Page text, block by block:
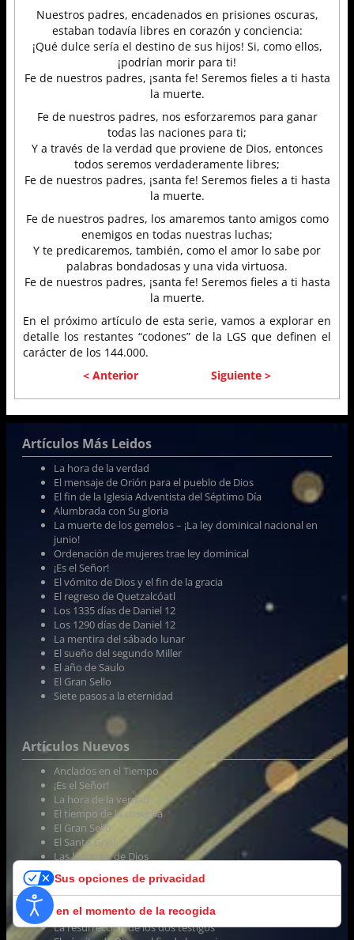
Nuestros padres, encadenados en prisiones oscuras,
estaban todavía libres en corazón y conciencia:
¡Qué dulce sería el destino de sus hijos! Si, como ellos,
¡podrían morir para ti!
Fe de nuestros padres, ¡santa fe! Seremos fieles a ti hasta
la muerte.
Fe de nuestros padres, nos esforzaremos para ganar
todas las naciones para ti;
Y a través de la verdad que proviene de Dios, entonces
todos seremos verdaderamente libres;
Fe de nuestros padres, ¡santa fe! Seremos fieles a ti hasta
la muerte.
Fe de nuestros padres, los amaremos tanto amigos como
enemigos en todas nuestras luchas;
Y te predicaremos, también, como el amor lo sabe por
palabras bondadosas y una vida virtuosa.
Fe de nuestros padres, ¡santa fe! Seremos fieles a ti hasta
la muerte.
En el próximo artículo de esta serie, vamos a explorar en
detalle los restantes “codones” de la LGS que definen el
carácter de los 144.000.
< Anterior
Siguiente >
Artículos Más Leidos
La hora de la verdad
El mensaje de Orión para el pueblo de Dios
El fin de la Iglesia Adventista del Séptimo Día
Alumbrada con Su gloria
La muerte de los gemelos – ¡La ley dominical nacional en
junio!
Ordenación de mujeres trae ley dominical
¡Es el Señor!
El vómito de Dios y el fin de la gracia
El regreso de Quetzalcóatl
Los 1335 días de Daniel 12
Los 1290 días de Daniel 12
La mentira del sábado lunar
El sueño del segundo Miller
El año de Saulo
El Gran Sello
Siete pasos a la eternidad
Artículos Nuevos
Anclados en el Tiempo
¡Es el Señor!
La hora de la verdad
El tiempo de la cosecha
El Gran Sello
El Santo Grial
Las lágrimas de Dios
En la sombra del tiempo
El tesoro de Guillermo Miller
Alumbrada con Su gloria
La resurrección de los dos testigos
Sus opciones de privacidad
Aviso en el momento de la recogida